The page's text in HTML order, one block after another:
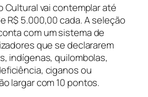
Cultural vai contemplar até
R$ 5.000,00 cada. A seleção
com um sistema de
que se declararem
indígenas, quilombolas,
ciganos ou
largar com 10 pontos.